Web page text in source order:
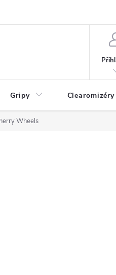
Gripy Clearomizéry
Wheels